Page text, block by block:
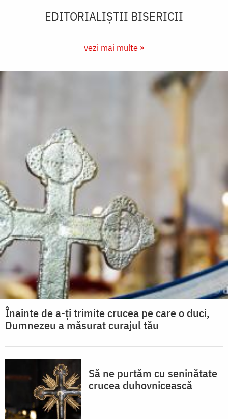
EDITORIALIȘTII BISERICII
vezi mai multe »
Înainte de a-ți trimite crucea pe care o duci,
Dumnezeu a măsurat curajul tău
Să ne purtăm cu seninătate
crucea duhovnicească